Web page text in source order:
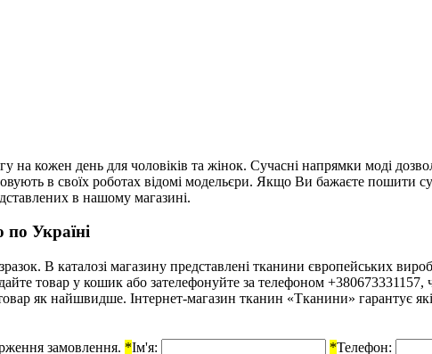
на кожен день для чоловіків та жінок. Сучасні напрямки моді
в своїх роботах відомі модельєри. Якщо Ви бажаєте пошити
в нашому магазині.
Україні
В каталозі магазину представлені тканини європейських
товар у кошик або зателефонуйте за телефоном
як найшвидше. Інтернет-магазин тканин «Тканини» гарантує
замовлення. *Ім'я: *Телефон: